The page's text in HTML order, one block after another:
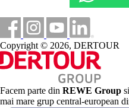
5 stele
Distanţe
Centrul orasului
180 m
Copyright © 2026, DERTOUR
Facem parte din REWE Group
mai mare grup central-european